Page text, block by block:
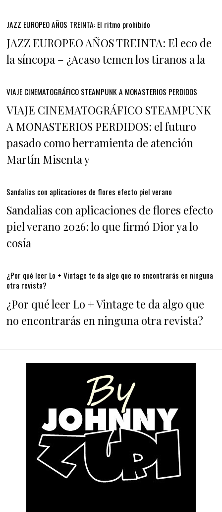
JAZZ EUROPEO AÑOS TREINTA: El ritmo prohibido
JAZZ EUROPEO AÑOS TREINTA: El eco de
la síncopa – ¿Acaso temen los tiranos a la
VIAJE CINEMATOGRÁFICO STEAMPUNK A MONASTERIOS PERDIDOS
VIAJE CINEMATOGRÁFICO STEAMPUNK
A MONASTERIOS PERDIDOS: el futuro
pasado como herramienta de atención
Martín Misenta y
Sandalias con aplicaciones de flores efecto piel verano
Sandalias con aplicaciones de flores efecto
piel verano 2026: lo que firmó Dior ya lo
cosía
¿Por qué leer Lo + Vintage te da algo que no encontrarás en ninguna
otra revista?
¿Por qué leer Lo + Vintage te da algo que
no encontrarás en ninguna otra revista?